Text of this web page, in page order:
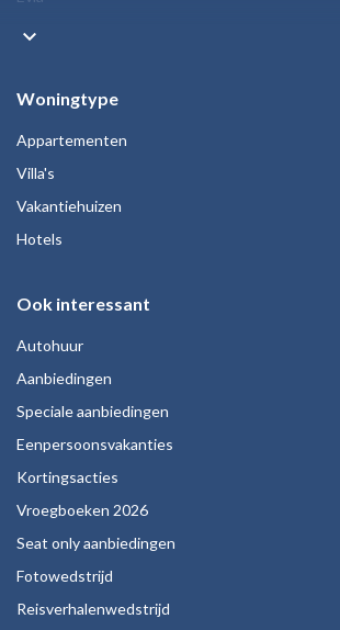
keyboard_arrow_down
Woningtype
Appartementen
Villa's
Vakantiehuizen
Hotels
Ook interessant
Autohuur
Aanbiedingen
Speciale aanbiedingen
Eenpersoonsvakanties
Kortingsacties
Vroegboeken 2026
Seat only aanbiedingen
Fotowedstrijd
Reisverhalenwedstrijd